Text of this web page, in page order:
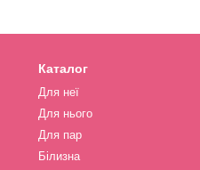
Каталог
Для неї
Для нього
Для пар
Білизна